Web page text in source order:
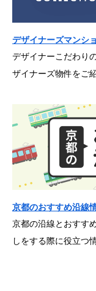
デザイナーズマンシ
デザイナーこだわり
ザイナーズ物件をご紹
京都のおすすめ沿線
京都の沿線とおすす
しをする際に役立つ